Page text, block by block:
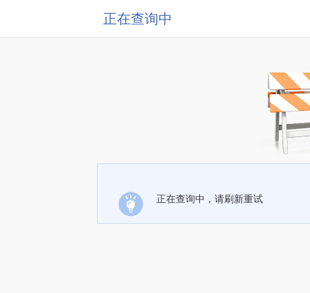
正在查询中
正在查询中，请刷新重试